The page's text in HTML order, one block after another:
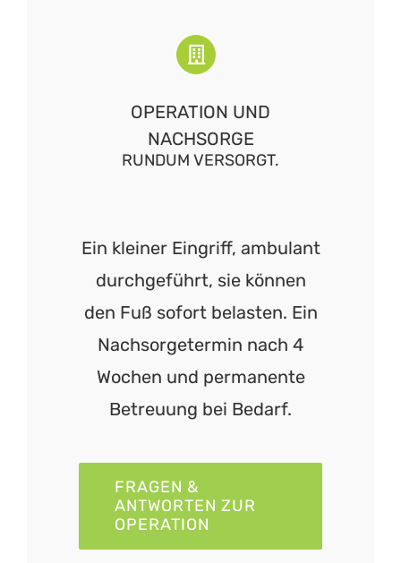
OPERATION UND
NACHSORGE
RUNDUM VERSORGT.
Ein kleiner Eingriff, ambulant
durchgeführt, sie können
den Fuß sofort belasten. Ein
Nachsorgetermin nach 4
Wochen und permanente
Betreuung bei Bedarf.
FRAGEN &
ANTWORTEN ZUR
OPERATION